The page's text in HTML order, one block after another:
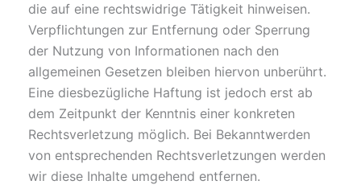
die auf eine rechtswidrige Tätigkeit hinweisen.
Verpflichtungen zur Entfernung oder Sperrung
der Nutzung von Informationen nach den
allgemeinen Gesetzen bleiben hiervon unberührt.
Eine diesbezügliche Haftung ist jedoch erst ab
dem Zeitpunkt der Kenntnis einer konkreten
Rechtsverletzung möglich. Bei Bekanntwerden
von entsprechenden Rechtsverletzungen werden
wir diese Inhalte umgehend entfernen.